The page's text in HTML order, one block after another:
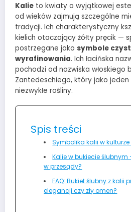
Kalie to kwiaty o wyjątkowej
od wieków zajmują szczególne
tradycji. Ich charakterystyczny
kielich otaczający żółty pręcik —
postrzegane jako symbole
wyrafinowania. Ich łacińska
pochodzi od nazwiska włoskiego
Zantedeschiego, który jako jeden
niezwykłe rośliny.
Spis treści
Symbolika kalii w
Kalie w bukiecie ślubnym
w przesądy?
FAQ: Bukiet ślubny z kalii
elegancji czy zły omen?